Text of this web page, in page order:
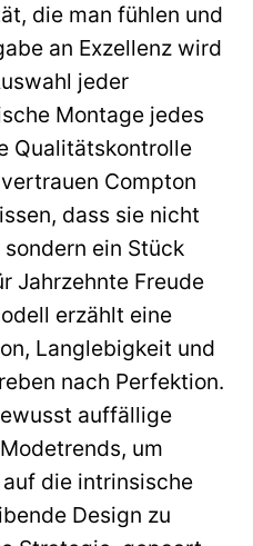
die man fühlen und
an Exzellenz wird
jeder
Montage jedes
Qualitätskontrolle
Compton
dass sie nicht
ein Stück
Jahrzehnte Freude
erzählt eine
Langlebigkeit und
nach Perfektion.
auffällige
um
die intrinsische
Design zu